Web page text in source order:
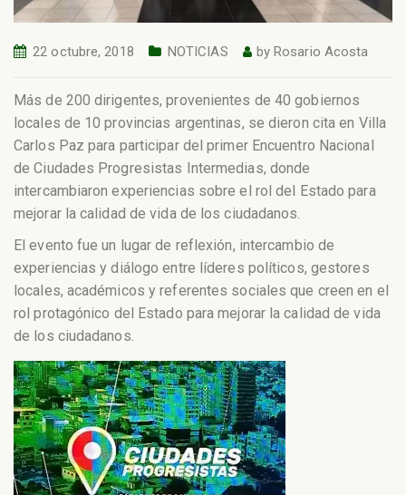
22 octubre, 2018 NOTICIAS byRosario Acosta
Más de 200 dirigentes, provenientes de 40 gobiernos
locales de 10 provincias argentinas, se dieron cita en Villa
Carlos Paz para participar del primer Encuentro Nacional
de Ciudades Progresistas Intermedias, donde
intercambiaron experiencias sobre el rol del Estado para
mejorar la calidad de vida de los ciudadanos.
El evento fue un lugar de reflexión, intercambio de
experiencias y diálogo entre líderes políticos, gestores
locales, académicos y referentes sociales que creen en el
rol protagónico del Estado para mejorar la calidad de vida
de los ciudadanos.